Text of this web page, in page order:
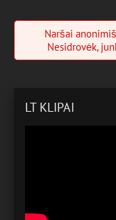
Naršai
Nesidrovėk,
LT KLIPAI